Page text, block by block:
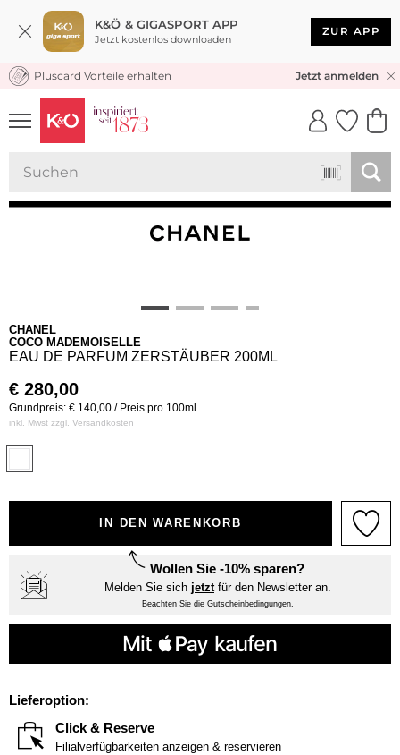
K&Ö & GIGASPORT APP
Jetzt kostenlos downloaden
ZUR APP
KOSTENLOSER VERSAND* & RÜCKVERSAND
Pluscard Vorteile erhalten Jetzt anmelden
UNSERE APP
CLICK &
CHANEL
COCO MADEMOISELLE
EAU DE PARFUM ZERSTÄUBER 200ML
€ 280,00
Grundpreis: € 140,00 / Preis pro 100ml
inkl. Mwst zzgl. Versandkosten
IN DEN WARENKORB
Wollen Sie -10% sparen?
Melden Sie sich jetztfür den Newsletter an.
Beachten Sie die Gutscheinbedingungen.
Lieferoption:
Click & Reserve
Filialverfügbarkeiten anzeigen & reservieren